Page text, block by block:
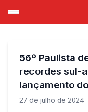
56º Paulista
recordes sul-
lançamento
27 de julho de 2024